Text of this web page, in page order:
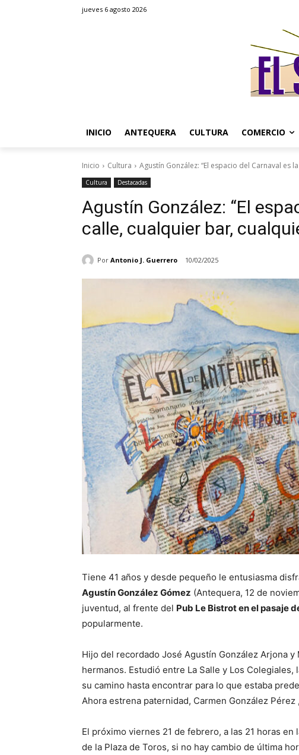
jueves 6 agosto 2026
INICIO ANTEQUERA CULTURA COMERCIO
Inicio Cultura Agustín González: “El espacio del Carnaval es
Cultura Destacadas
Agustín González: “El
calle, cualquier bar,
Por Antonio J. Guerrero 10/02/2025
Tiene 41 años y desde pequeño le entusiasma
Agustín González Gómez (Antequera, 12 de
juventud, al frente del Pub Le Bistrot en el pasaje
popularmente.
Hijo del recordado José Agustín González Arjona
hermanos. Estudió entre La Salle y Los
su camino hasta encontrar para lo que estaba
Ahora estrena paternidad, Carmen González
El próximo viernes 21 de febrero, a las 21 horas
de la Plaza de Toros, si no hay cambio de última